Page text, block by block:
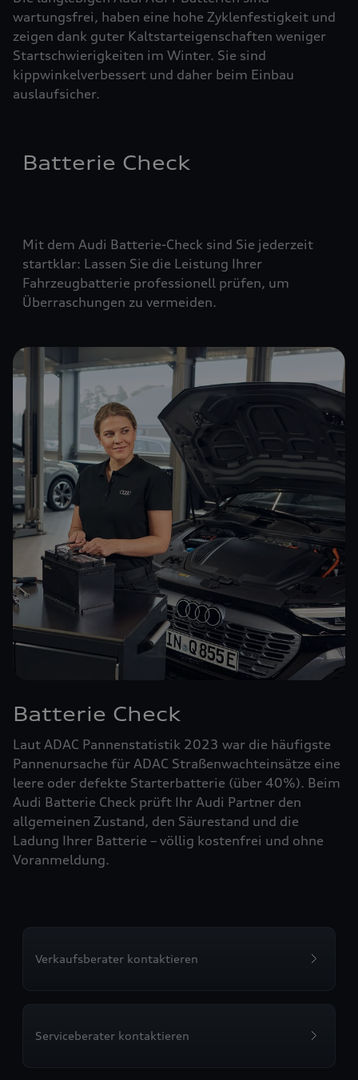
wartungsfrei, haben eine hohe Zyklenfestigkeit und
zeigen dank guter Kaltstarteigenschaften weniger
Startschwierigkeiten im Winter. Sie sind
kippwinkelverbessert und daher beim Einbau
auslaufsicher.
Batterie Check
Mit dem Audi Batterie-Check sind Sie jederzeit
startklar: Lassen Sie die Leistung Ihrer
Fahrzeugbatterie professionell prüfen, um
Überraschungen zu vermeiden.
Batterie Check
Laut ADAC Pannenstatistik 2023 war die häufigste
Pannenursache für ADAC Straßenwachteinsätze eine
leere oder defekte Starterbatterie (über 40%). Beim
Audi Batterie Check prüft Ihr Audi Partner den
allgemeinen Zustand, den Säurestand und die
Ladung Ihrer Batterie – völlig kostenfrei und ohne
Voranmeldung.
Verkaufsberater kontaktieren
Serviceberater kontaktieren